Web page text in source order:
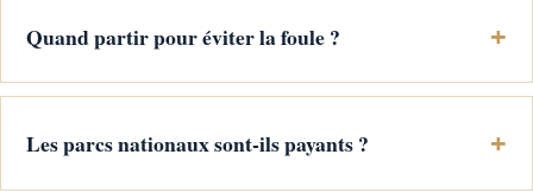
Quand partir pour éviter la foule ?
Les parcs nationaux sont-ils payants ?